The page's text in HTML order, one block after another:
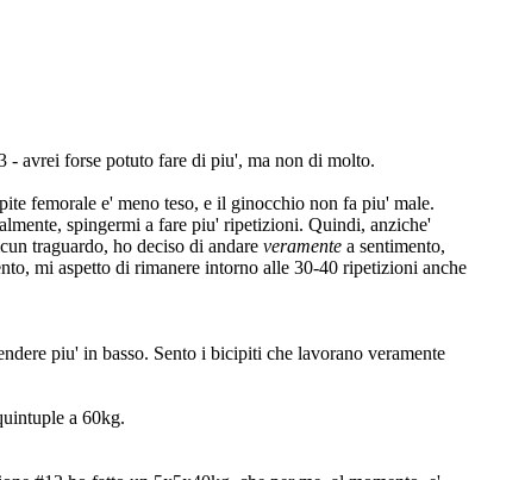
- avrei forse potuto fare di piu', ma non di molto.
femorale e' meno teso, e il ginocchio non fa piu' male.
spingermi a fare piu' ripetizioni. Quindi, anziche'
traguardo, ho deciso di andare veramente a sentimento,
mi aspetto di rimanere intorno alle 30-40 ripetizioni anche
piu' in basso. Sento i bicipiti che lavorano veramente
a 60kg.